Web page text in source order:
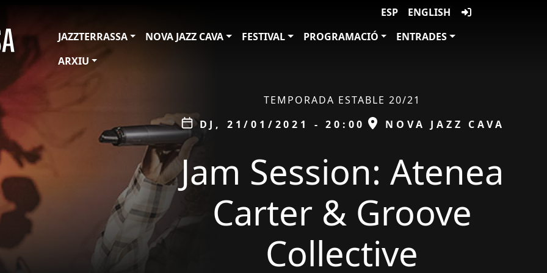
ESP
ENGLISH
JAZZTERRASSA
NOVA JAZZ CAVA FESTIVAL PROGRAMACIÓ
ENTRADES
ARXIU
TEMPORADA ESTABLE 20/21
Data
DJ, 21/01/2021 - 20:00 ESPAI
NOVA JAZZ CAVA
Jam Session: Atenea
Carter & Groove
Collective